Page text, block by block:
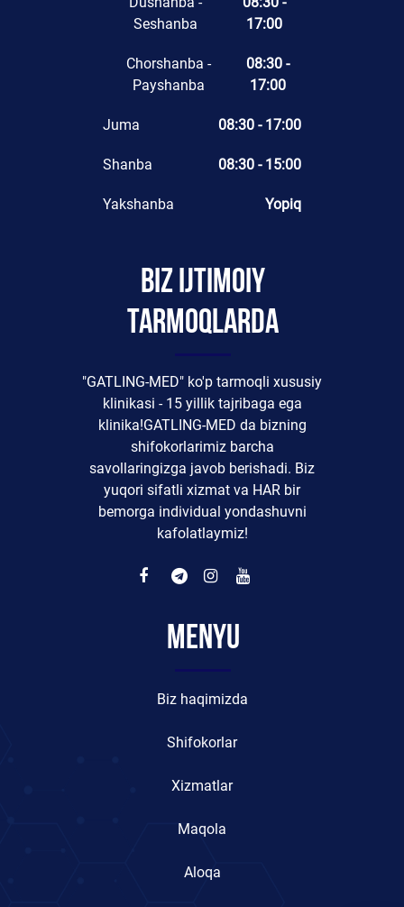
Seshanba
17:00
Chorshanba -
Payshanba
08:30 -
17:00
Juma 08:30 - 17:00
Shanba 08:30 - 15:00
Yakshanba Yopiq
Biz ijtimoiy
tarmoqlarda
"GATLING-MED" ko'p tarmoqli xususiy
klinikasi - 15 yillik tajribaga ega
klinika!GATLING-MED da bizning
shifokorlarimiz barcha
savollaringizga javob berishadi. Biz
yuqori sifatli xizmat va HAR bir
bemorga individual yondashuvni
kafolatlaymiz!
Menyu
Biz haqimizda
Shifokorlar
Xizmatlar
Maqola
Aloqa